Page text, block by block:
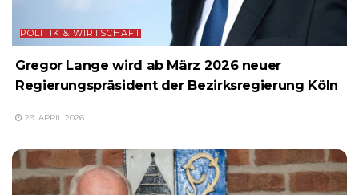
POLITIK & WIRTSCHAFT
Gregor Lange wird ab März 2026 neuer
Regierungspräsident der Bezirksregierung Köln
29. APRIL 2026